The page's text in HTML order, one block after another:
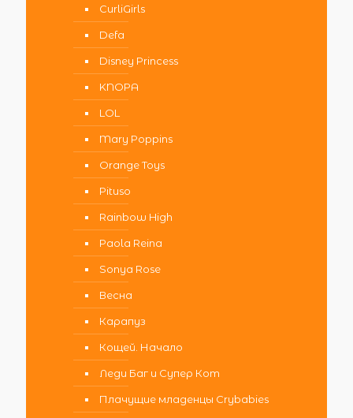
CurliGirls
Defa
Disney Princess
KNOPA
LOL
Mary Poppins
Orange Toys
Pituso
Rainbow High
Paola Reina
Sonya Rose
Весна
Карапуз
Кощей. Начало
Леди Баг и Супер Кот
Плачущие младенцы Crybabies